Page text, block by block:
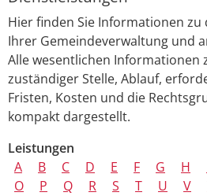
Hier finden Sie Informationen
Ihrer Gemeindeverwaltung und
Alle wesentlichen Informationen
zuständiger Stelle, Ablauf,
Fristen, Kosten und die
kompakt dargestellt.
Leistungen
A
B C D E F G H
O
P Q R S T U V